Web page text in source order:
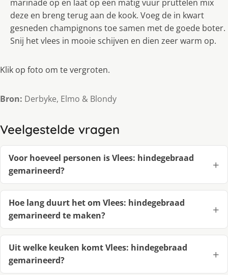
marinade op en laat op een matig vuur pruttelen mix
deze en breng terug aan de kook. Voeg de in kwart
gesneden champignons toe samen met de goede boter.
Snij het vlees in mooie schijven en dien zeer warm op.
Klik op foto om te vergroten.
Bron: Derbyke, Elmo & Blondy
Veelgestelde vragen
Voor hoeveel personen is Vlees: hindegebraad
gemarineerd?
Hoe lang duurt het om Vlees: hindegebraad
gemarineerd te maken?
Uit welke keuken komt Vlees: hindegebraad
gemarineerd?